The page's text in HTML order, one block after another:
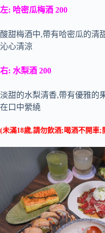
左: 哈密瓜梅酒 200
酸甜梅酒中,帶有哈密瓜的清
沁心清涼
右: 水梨酒 200
淡甜的水梨清香,帶有優雅的
在口中縈繞
(未滿18歲,請勿飲酒;喝酒不開車;